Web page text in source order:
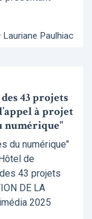
Lauriane Paulhiac
43 projets
à projet
numérique"
du numérique"
de
43 projets
DE LA
2025